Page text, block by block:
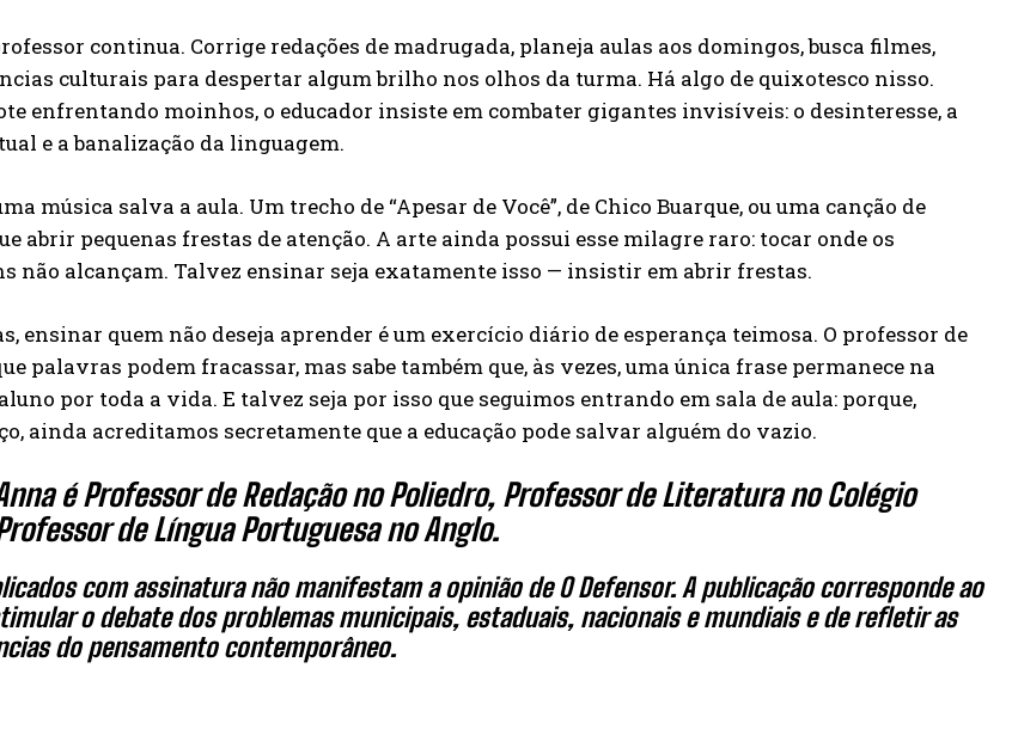
continua. Corrige redações de madrugada, planeja aulas aos domingos, busca filmes,
culturais para despertar algum brilho nos olhos da turma. Há algo de quixotesco nisso.
enfrentando moinhos, o educador insiste em combater gigantes invisíveis: o desinteresse, a
e a banalização da linguagem.
música salva a aula. Um trecho de “Apesar de Você”, de Chico Buarque, ou uma canção de
abrir pequenas frestas de atenção. A arte ainda possui esse milagre raro: tocar onde os
não alcançam. Talvez ensinar seja exatamente isso — insistir em abrir frestas.
ensinar quem não deseja aprender é um exercício diário de esperança teimosa. O professor de
palavras podem fracassar, mas sabe também que, às vezes, uma única frase permanece na
por toda a vida. E talvez seja por isso que seguimos entrando em sala de aula: porque,
ainda acreditamos secretamente que a educação pode salvar alguém do vazio.
é Professor de Redação no Poliedro, Professor de Literatura no Colégio
de Língua Portuguesa no Anglo.
com assinatura não manifestam a opinião de O Defensor. A publicação corresponde ao
o debate dos problemas municipais, estaduais, nacionais e mundiais e de refletir as
do pensamento contemporâneo.